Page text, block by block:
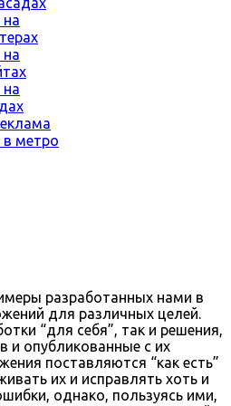
на
на
на
в метро
разработанных нами в
для различных целей.
“для себя”, так и решения,
и опубликованные с их
поставляются “как есть”
их и исправлять хоть и
однако, пользуясь ими,